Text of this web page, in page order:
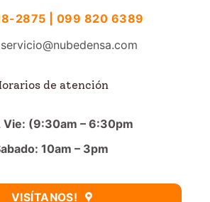
2875 | 099 820 6389
de atención
Vie: (9:30am – 6:30pm
10am – 3pm
VISÍTANOS!